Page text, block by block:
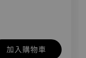
加入購物車